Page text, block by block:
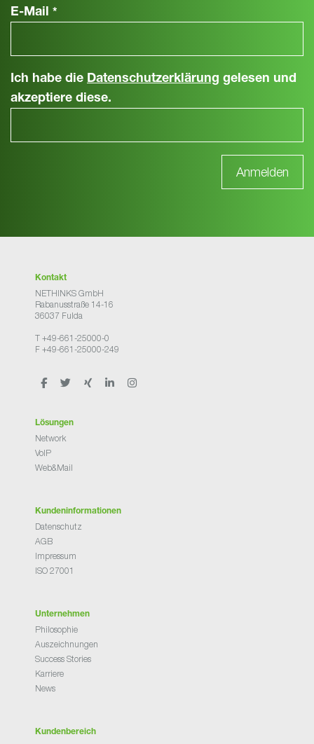
E-Mail *
Ich habe die Datenschutzerklärung gelesen und
akzeptiere diese.
Kontakt
NETHINKS GmbH
Rabanusstraße 14-16
36037 Fulda
T +49-661-25000-0
F +49-661-25000-249
Lösungen
Network
VoIP
Web&Mail
Kundeninformationen
Datenschutz
AGB
Impressum
ISO 27001
Unternehmen
Philosophie
Auszeichnungen
Success Stories
Karriere
News
Kundenbereich